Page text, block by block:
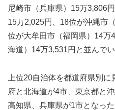
尼崎市（兵庫県）15万3,806
15万2,025円、18位が沖縄市
位が大牟田市（福岡県）14万
海道）14万3,531円と並んでい
上位20自治体を都道府県別
府と北海道が4市、東京都と
高知県、兵庫県が1市となった